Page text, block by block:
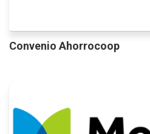
Convenio Ahorrocoop